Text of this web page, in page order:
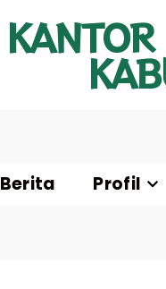
Berita Profil